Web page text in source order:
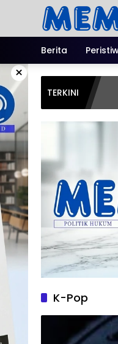
Berita
×
TERKINI
K-Pop